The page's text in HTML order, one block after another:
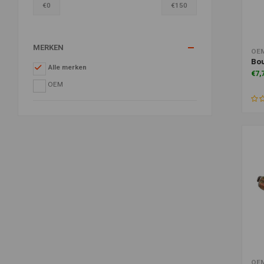
€0 €150
MERKEN
Alle merken
OEM